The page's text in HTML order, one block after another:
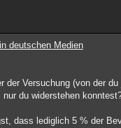
deutschen Medien
der Versuchung (von der
du widerstehen
dass lediglich 5 % der